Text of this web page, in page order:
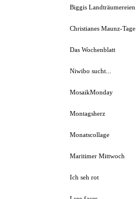
Biggis Landträumereien
Christianes Maunz-Tage
Das Wochenblatt
Niwibo sucht...
MosaikMonday
Montagsherz
Monatscollage
Maritimer Mittwoch
Ich seh rot